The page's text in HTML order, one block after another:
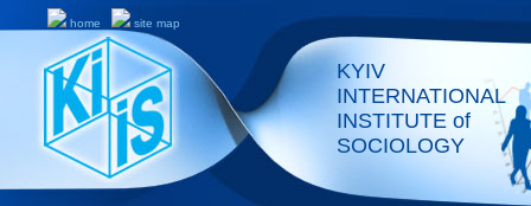
home site map
KYIV
INTERNATIONAL
INSTITUTE of
SOCIOLOGY